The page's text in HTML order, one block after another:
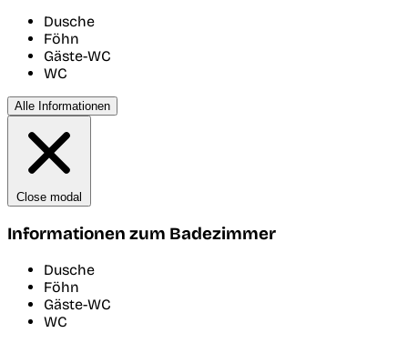
Dusche
Föhn
Gäste-WC
WC
Alle Informationen
Close modal
Informationen zum Badezimmer
Dusche
Föhn
Gäste-WC
WC